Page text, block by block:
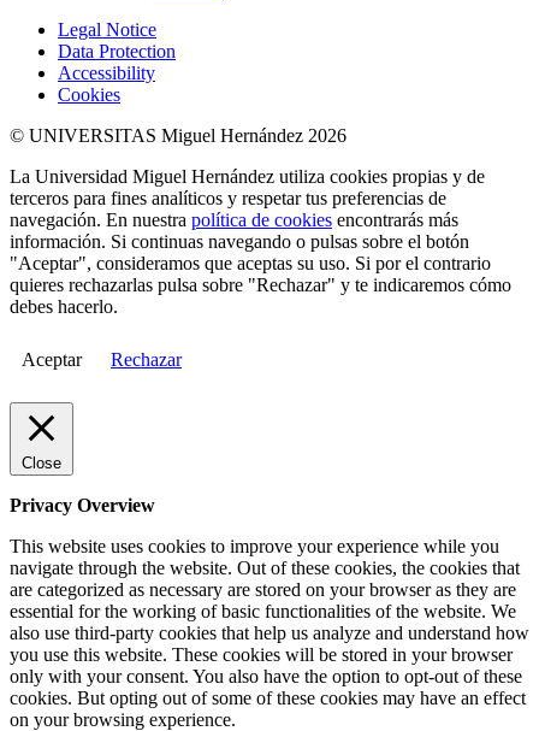
Legal Notice
Data Protection
Accessibility
Cookies
© UNIVERSITAS Miguel Hernández 2026
La Universidad Miguel Hernández utiliza cookies propias y de
terceros para fines analíticos y respetar tus preferencias de
navegación. En nuestra política de cookies encontrarás más
información. Si continuas navegando o pulsas sobre el botón
"Aceptar", consideramos que aceptas su uso. Si por el contrario
quieres rechazarlas pulsa sobre "Rechazar" y te indicaremos cómo
debes hacerlo.
Aceptar Rechazar
Close
Privacy Overview
This website uses cookies to improve your experience while you
navigate through the website. Out of these cookies, the cookies that
are categorized as necessary are stored on your browser as they are
essential for the working of basic functionalities of the website. We
also use third-party cookies that help us analyze and understand how
you use this website. These cookies will be stored in your browser
only with your consent. You also have the option to opt-out of these
cookies. But opting out of some of these cookies may have an effect
on your browsing experience.